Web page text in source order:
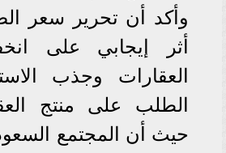
وأكد أن تحرير سعر
أثر إيجابي على
العقارات وجذب
الطلب على منتج
حيث أن المجتمع